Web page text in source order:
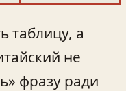
таблицу, а
не
фразу ради